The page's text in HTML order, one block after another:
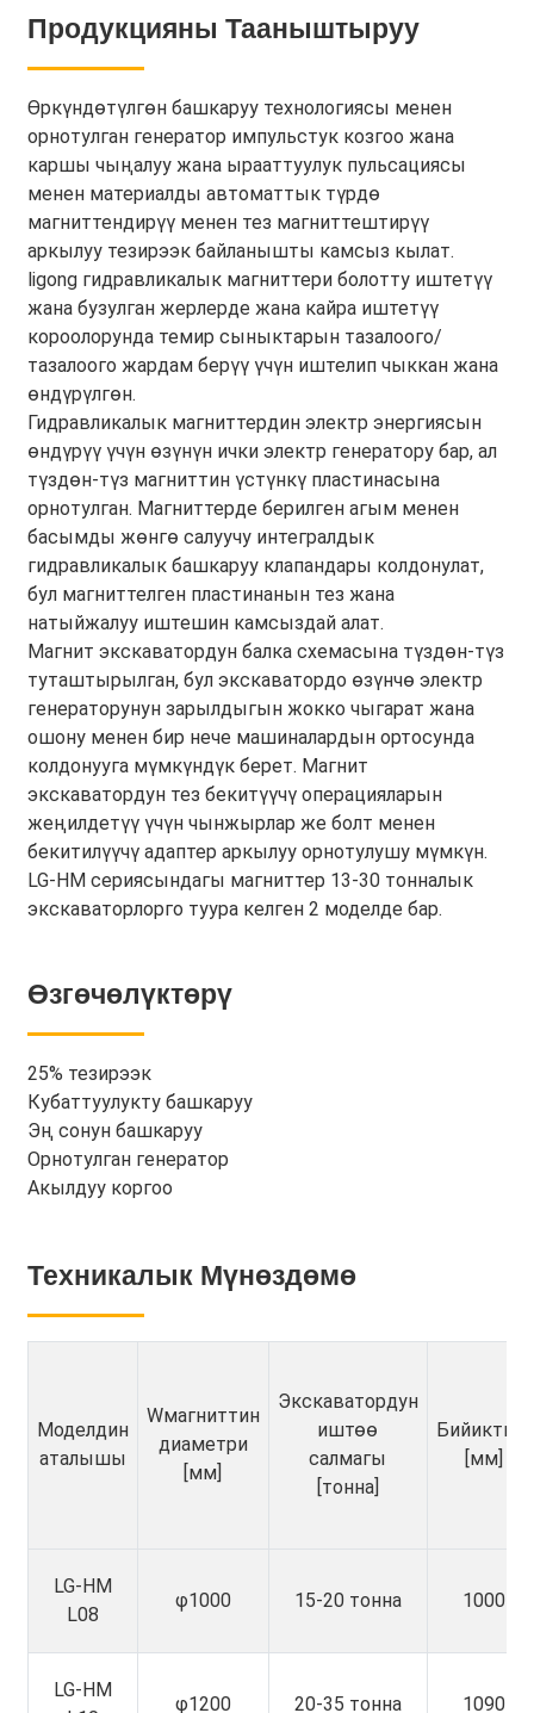
Продукцияны Тааныштыруу
Өркүндөтүлгөн башкаруу технологиясы менен
орнотулган генератор импульстук козгоо жана
каршы чыңалуу жана ырааттуулук пульсациясы
менен материалды автоматтык түрдө
магниттендирүү менен тез магниттештирүү
аркылуу тезирээк байланышты камсыз кылат.
ligong гидравликалык магниттери болотту иштетүү
жана бузулган жерлерде жана кайра иштетүү
короолорунда темир сыныктарын тазалоого/
тазалоого жардам берүү үчүн иштелип чыккан жана
өндүрүлгөн.
Гидравликалык магниттердин электр энергиясын
өндүрүү үчүн өзүнүн ички электр генератору бар, ал
түздөн-түз магниттин үстүнкү пластинасына
орнотулган. Магниттерде берилген агым менен
басымды жөнгө салуучу интегралдык
гидравликалык башкаруу клапандары колдонулат,
бул магниттелген пластинанын тез жана
натыйжалуу иштешин камсыздай алат.
Магнит экскаватордун балка схемасына түздөн-түз
туташтырылган, бул экскаватордо өзүнчө электр
генераторунун зарылдыгын жокко чыгарат жана
ошону менен бир нече машиналардын ортосунда
колдонууга мүмкүндүк берет. Магнит
экскаватордун тез бекитүүчү операцияларын
жеңилдетүү үчүн чынжырлар же болт менен
бекитилүүчү адаптер аркылуу орнотулушу мүмкүн.
LG-HM сериясындагы магниттер 13-30 тонналык
экскаваторлорго туура келген 2 моделде бар.
Өзгөчөлүктөрү
25% тезирээк
Кубаттуулукту башкаруу
Эң сонун башкаруу
Орнотулган генератор
Акылдуу коргоо
Техникалык Мүнөздөмө
Моделдин
аталышы
Wмагниттин
диаметри
[мм]
Экскаватордун
иштөө
салмагы
[тонна]
Бийиктиги
[мм]
LG-HM
L08
φ1000 15-20 тонна 1000
LG-HM
φ1200 20-35 тонна 1090